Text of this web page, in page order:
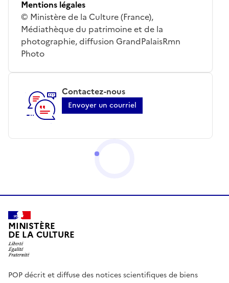
Mentions légales
© Ministère de la Culture (France),
Médiathèque du patrimoine et de la
photographie, diffusion GrandPalaisRmn
Photo
Contactez-nous
Envoyer un courriel
MINISTÈRE
DE LA CULTURE
POP décrit et diffuse des notices scientifiques de biens